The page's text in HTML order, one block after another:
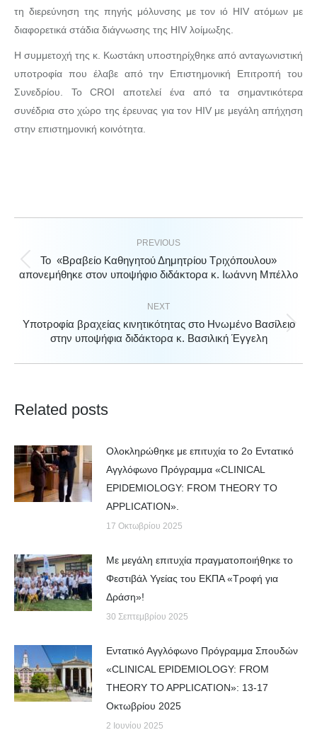
τη διερεύνηση της πηγής μόλυνσης με τον ιό HIV ατόμων με
διαφορετικά στάδια διάγνωσης της HIV λοίμωξης.
Η συμμετοχή της κ. Κωστάκη υποστηρίχθηκε από ανταγωνιστική
υποτροφία που έλαβε από την Επιστημονική Επιτροπή του
Συνεδρίου. To CROI αποτελεί ένα από τα σημαντικότερα
συνέδρια στο χώρο της έρευνας για τον HIV με μεγάλη απήχηση
στην επιστημονική κοινότητα.
PREVIOUS
Previous
Το «Βραβείο Καθηγητού Δημητρίου Τριχόπουλου»
απονεμήθηκε στον υποψήφιο διδάκτορα κ. Ιωάννη Μπέλλο
NEXT
Next
Υποτροφία βραχείας κινητικότητας στο Ηνωμένο Βασίλειο
στην υποψήφια διδάκτορα κ. Βασιλική Έγγελη
Related posts
Ολοκληρώθηκε με επιτυχία το 2ο Εντατικό
Αγγλόφωνο Πρόγραμμα «CLINICAL
EPIDEMIOLOGY: FROM THEORY TO
APPLICATION».
17 Οκτωβρίου 2025
Με μεγάλη επιτυχία πραγματοποιήθηκε το
Φεστιβάλ Υγείας του ΕΚΠΑ «Τροφή για
Δράση»!
30 Σεπτεμβρίου 2025
Εντατικό Αγγλόφωνο Πρόγραμμα Σπουδών
«CLINICAL EPIDEMIOLOGY: FROM
THEORY TO APPLICATION»: 13-17
Οκτωβρίου 2025
2 Ιουνίου 2025